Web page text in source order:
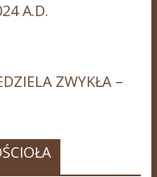
A.D.
ZWYKŁA –